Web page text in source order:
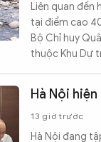
Liên quan đến
tại điểm cao
Bộ Chỉ huy
thuộc Khu Dự
Hà Nội
13 giờ trước
Hà Nội đang